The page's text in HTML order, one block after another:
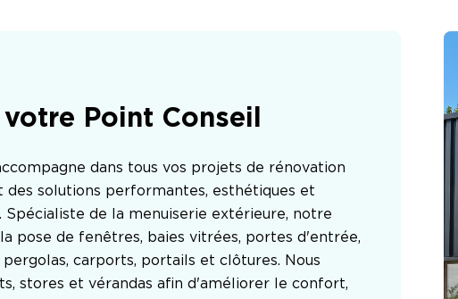
Point Conseil
dans tous vos projets de rénovation
solutions performantes, esthétiques et
de la menuiserie extérieure, notre
pose de fenêtres, baies vitrées, portes d'entrée,
carports, portails et clôtures. Nous
stores et vérandas afin d'améliorer le confort,